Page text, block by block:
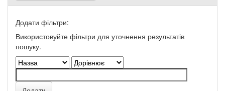
Додати фільтри:
Використовуйте фільтри для уточнення результатів
пошуку.